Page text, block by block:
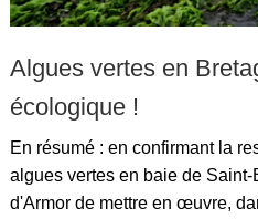
Algues vertes en
écologique !
En résumé : en confirmant la
algues vertes en baie de
d'Armor de mettre en œuvre,